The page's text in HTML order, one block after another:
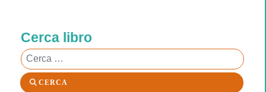
Cerca libro
Cerca
CERCA